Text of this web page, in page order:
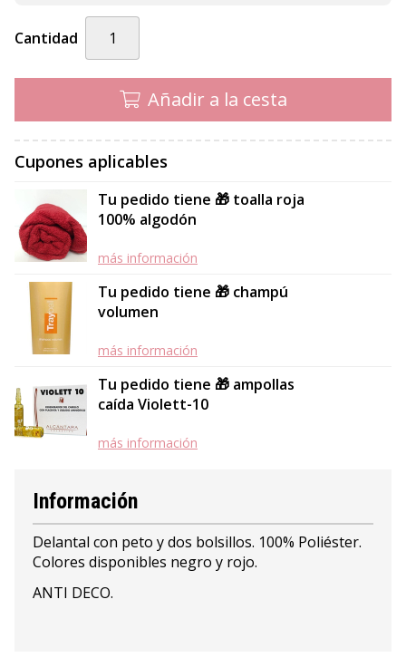
Cantidad
Añadir a la cesta
Cupones aplicables
Tu pedido tiene 🎁 toalla roja
100% algodón
más información
Tu pedido tiene 🎁 champú
volumen
más información
Tu pedido tiene 🎁 ampollas
caída Violett-10
más información
Información
Delantal con peto y dos bolsillos. 100% Poliéster.
Colores disponibles negro y rojo.
ANTI DECO.